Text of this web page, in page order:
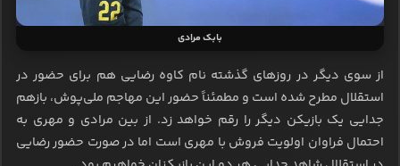
بابک مرادی
از سوی دیگر در روزهای گذشته نام کاوه رضایی هم برای حضور در
استقلال مطرح شده است و مطمئناً حضور این مهاجم ملی‌پوش، بازهم
جدایی یک بازیکن دیگر را رقم خواهد زد. از بین مرادی و مهری به
احتمال فراوان اولویت فروش با مهری است اما در صورت حضور رضایی